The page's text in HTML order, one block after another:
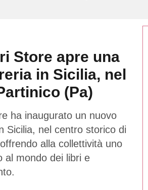
Store apre una
in Sicilia, nel
(Pa)
ha inaugurato un nuovo
Sicilia, nel centro storico di
alla collettività uno
al mondo dei libri e